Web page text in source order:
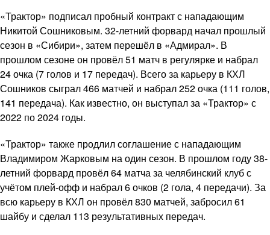
«Трактор» подписал пробный контракт с нападающим
Никитой Сошниковым. 32-летний форвард начал прошлый
сезон в «Сибири», затем перешёл в «Адмирал». В
прошлом сезоне он провёл 51 матч в регулярке и набрал
24 очка (7 голов и 17 передач). Всего за карьеру в КХЛ
Сошников сыграл 466 матчей и набрал 252 очка (111 голов,
141 передача). Как известно, он выступал за «Трактор» с
2022 по 2024 годы.
«Трактор» также продлил соглашение с нападающим
Владимиром Жарковым на один сезон. В прошлом году 38-
летний форвард провёл 64 матча за челябинский клуб с
учётом плей-офф и набрал 6 очков (2 гола, 4 передачи). За
всю карьеру в КХЛ он провёл 830 матчей, забросил 61
шайбу и сделал 113 результативных передач.